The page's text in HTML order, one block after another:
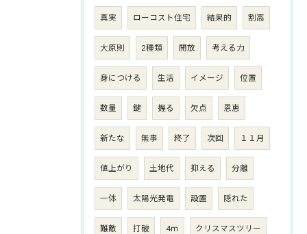
真実 ローコスト住宅 結果的 割高
大原則 2種類 開放 考える力
身につける 生活 イメージ 位置
数量 鍵 握る 欠点 恩恵
新たな 無事 終了 次回 １１月
値上がり 土地代 抑える 分離
一体 太陽光発電 設置 隠れた
難敵 打破 4ｍ クリスマスツリー